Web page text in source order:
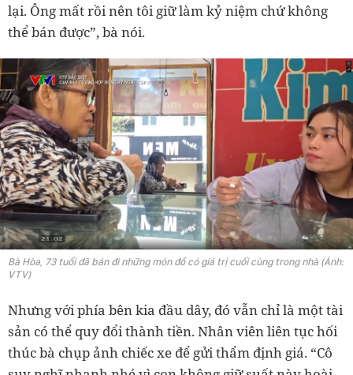
lại. Ông mất rồi nên tôi giữ làm kỷ niệm chứ không
thể bán được”, bà nói.
Bà Hòa, 73 tuổi đã bán đi những món đồ có giá trị cuối cùng trong nhà (Ảnh:
VTV)
Nhưng với phía bên kia đầu dây, đó vẫn chỉ là một tài
sản có thể quy đổi thành tiền. Nhân viên liên tục hối
thúc bà chụp ảnh chiếc xe để gửi thẩm định giá. “Cô